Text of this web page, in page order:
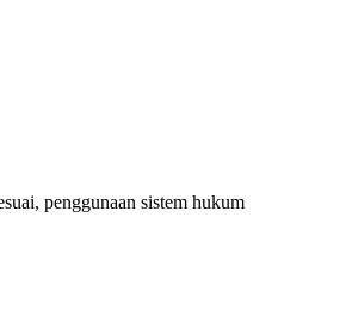
penggunaan sistem hukum